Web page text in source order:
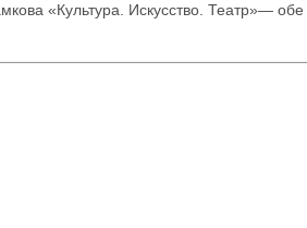
«Культура. Искусство. Театр»— обе